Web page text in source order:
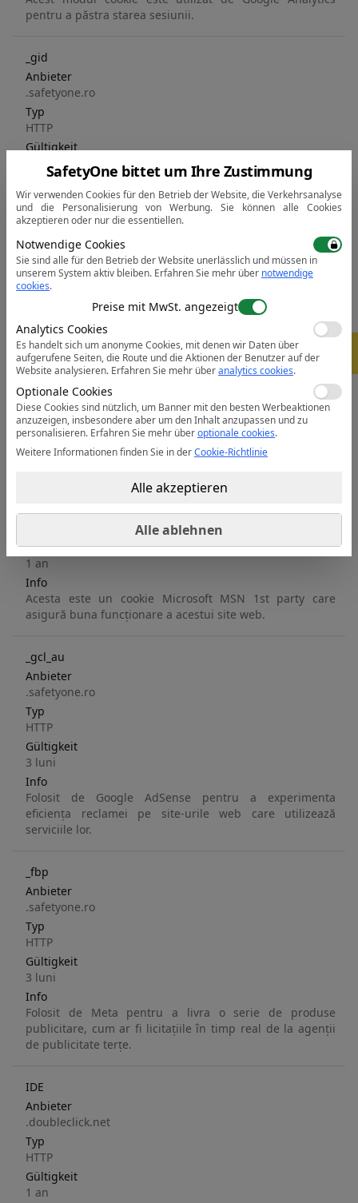
pentru a păstra starea sesiunii.
_gid
Anbieter
.safetyone.ro
Typ
HTTP
Gültigkeit
Acest modul cookie este setat de Google Analytics. Acesta
stochează și actualizează o valoare unică pentru fiecare
pagină vizitată și este utilizat pentru a număra și urmări
vizionările de pagini.
Marketing
Cookie-urile de marketing sunt utilizate pentru a urmări
vizitatorii pe diferite site-uri web. Intenția este de a afișa
reclame relevante și atractive pentru fiecare utilizator în
parte și, prin urmare, mai valoroase pentru editori și
agenții de publicitate/terți.
Nume
SRM_B
Typ
Gültigkeit
1 an
Info
Acesta este un cookie Microsoft MSN 1st party care
asigură buna funcționare a acestui site web.
_gcl_au
Anbieter
.safetyone.ro
Typ
HTTP
Gültigkeit
3 luni
Info
Folosit de Google AdSense pentru a experimenta
eficiența reclamei pe site-urile web care utilizează
serviciile lor.
_fbp
Anbieter
.safetyone.ro
Typ
HTTP
Gültigkeit
3 luni
Info
Folosit de Meta pentru a livra o serie de produse
publicitare, cum ar fi licitațiile în timp real de la agenții
de publicitate terțe.
IDE
Anbieter
.doubleclick.net
Typ
HTTP
Gültigkeit
1 an
SafetyOne bittet um Ihre Zustimmung
Wir verwenden Cookies für den Betrieb der Website, die Verkehrsanalyse
und die Personalisierung von Werbung. Sie können alle Cookies
akzeptieren oder nur die essentiellen.
Notwendige Cookies
Sie sind alle für den Betrieb der Website unerlässlich und müssen in
unserem System aktiv bleiben. Erfahren Sie mehr über notwendige
cookies.
Preise mit MwSt. angezeigt
Analytics Cookies
Es handelt sich um anonyme Cookies, mit denen wir Daten über
aufgerufene Seiten, die Route und die Aktionen der Benutzer auf der
Website analysieren. Erfahren Sie mehr überanalytics cookies.
Optionale Cookies
Diese Cookies sind nützlich, um Banner mit den besten Werbeaktionen
anzuzeigen, insbesondere aber um den Inhalt anzupassen und zu
personalisieren. Erfahren Sie mehr überoptionale cookies.
Weitere Informationen finden Sie in derCookie-Richtlinie
Alle ablehnen
Alle akzeptieren